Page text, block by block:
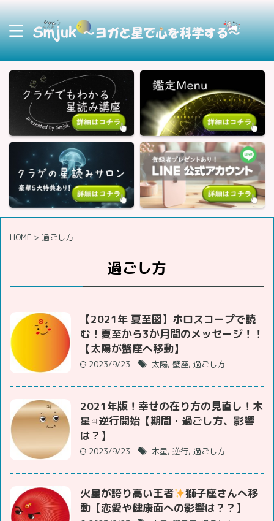
HOME > 過ごし方
過ごし方
【2021年 夏至図】ホロスコープで読
む！夏至から3か月間のメッセージ！！
【太陽が蟹座へ移動】
2023/9/23 太陽, 蟹座, 過ごし方
2021年版！幸せの在り方の見直し！木
星♃逆行開始【期間・過ごし方、影響
は？】
2023/9/23 木星, 逆行, 過ごし方
火星が誇り高い王者
獅子座さんへ移
動【恋愛や健康面への影響は？？】